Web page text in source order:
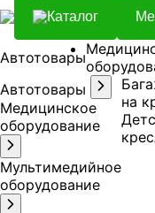
Каталог
Автотовары
Автотовары
Медицинское
оборудование
Мультимедийное
оборудование
на